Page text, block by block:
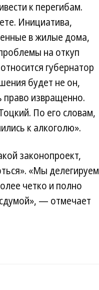
к перегибам.
Инициатива,
в жилые дома,
на откуп
губернатор
будет не он,
право извращенно.
По его словам,
к алкоголю».
законопроект,
«Мы делегируем
четко и полно
— отмечает